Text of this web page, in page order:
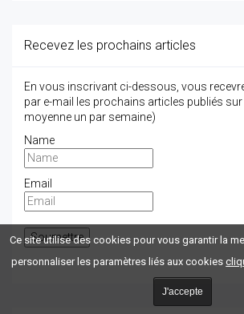
Recevez les prochains articles
En vous inscrivant ci-dessous, vous
par e-mail les prochains articles publiés sur
moyenne un par semaine)
Name
Email
Ce site utilise des cookies pour vous garantir la
personnaliser les paramètres liés aux cookies
J'accepte